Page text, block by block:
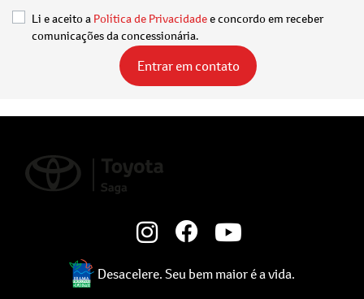
Li e aceito a Política de Privacidadee concordo em receber
comunicações da concessionária.
Entrar em contato
Desacelere. Seu bem maior é a vida.